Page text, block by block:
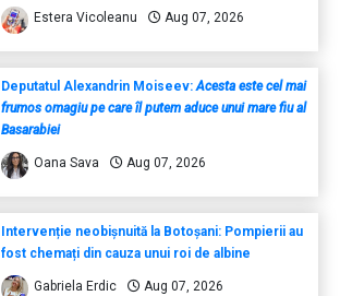
Estera Vicoleanu Aug 07, 2026
Deputatul Alexandrin Moiseev:Acesta este cel mai
frumos omagiu pe care îl putem aduce unui mare fiu al
Basarabiei
Oana Sava Aug 07, 2026
Intervenție neobișnuită la Botoșani: Pompierii au
fost chemați din cauza unui roi de albine
Gabriela Erdic Aug 07, 2026